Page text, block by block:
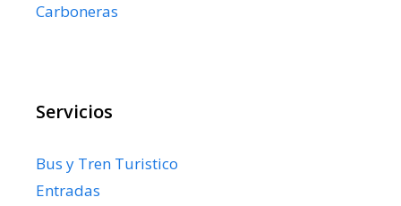
Carboneras
Servicios
Bus y Tren Turistico
Entradas